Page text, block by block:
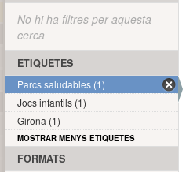
No hi ha filtres per aquesta
cerca
ETIQUETES
Parcs saludables (1)
Jocs infantils (1)
Girona (1)
MOSTRAR MENYS ETIQUETES
FORMATS